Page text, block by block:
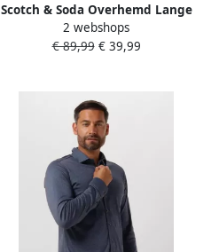
Scotch & Soda Overhemd Lange
Mouw Scotch & Soda Core Oxford
Overhemd Lichtblauw
2 webshops
€ 89,99€ 39,99